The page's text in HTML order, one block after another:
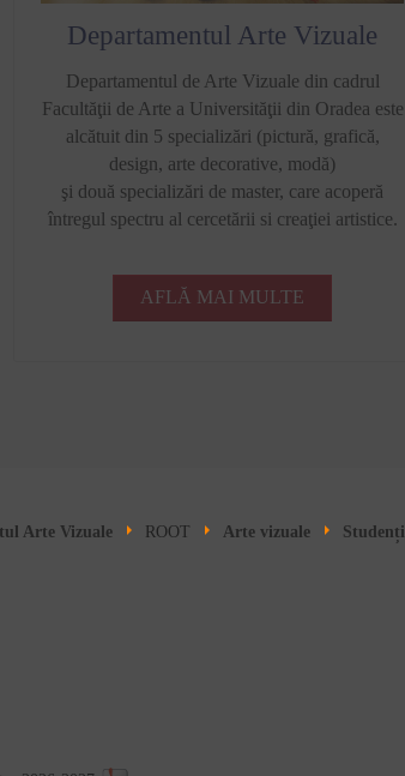
Departamentul Arte Vizuale
Departamentul de Arte Vizuale din cadrul
Facultăţii de Arte a Universităţii din Oradea este
alcătuit din 5 specializări (pictură, grafică,
design, arte decorative, modă)
şi două specializări de master, care acoperă
întregul spectru al cercetării si creaţiei artistice.
AFLĂ MAI MULTE
Arte Vizuale ROOT Arte vizuale Studenți